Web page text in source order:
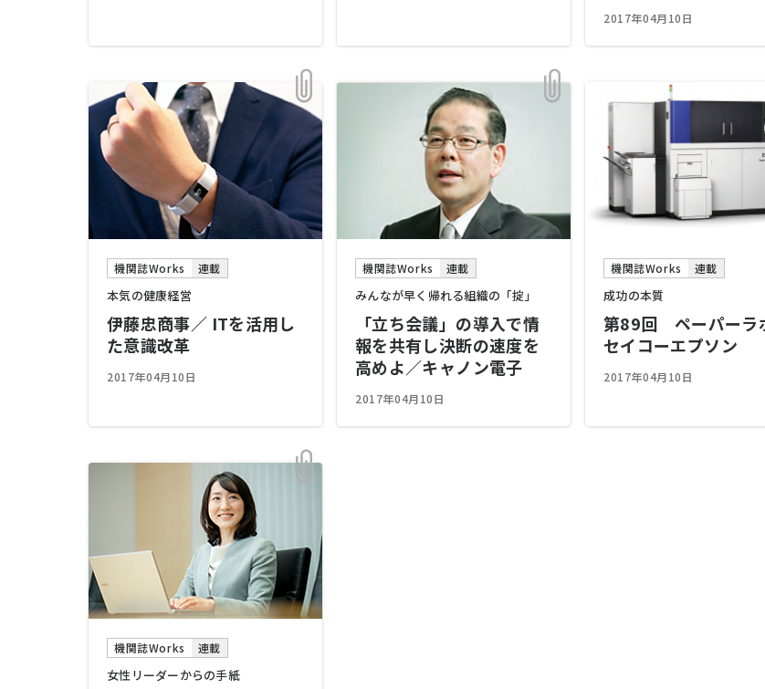
2017年04月10日
機関誌Works 連載
本気の健康経営
伊藤忠商事／ ITを活用し
た意識改革
2017年04月10日
機関誌Works 連載
みんなが早く帰れる組織の「掟」
「立ち会議」の導入で情
報を共有し決断の速度を
高めよ／キャノン電子
2017年04月10日
機関誌Works 連載
成功の本質
第89回 ペーパーラ
セイコーエプソン
2017年04月10日
機関誌Works 連載
女性リーダーからの手紙